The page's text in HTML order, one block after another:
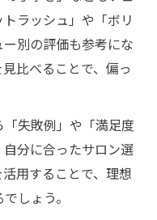
ラッシュ」や「ボリ
別の評価も参考にな
比べることで、偏っ
失敗例」や「満足度
分に合ったサロン選
用することで、理想
しょう。